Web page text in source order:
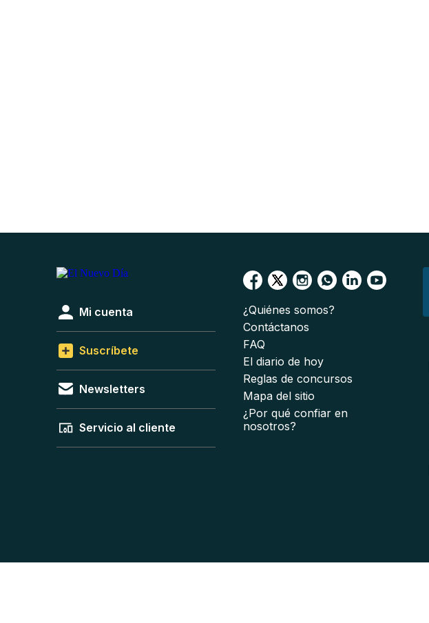
Mi cuenta
Suscríbete
Newsletters
Servicio al cliente
¿Quiénes somos?
Contáctanos
FAQ
El diario de hoy
Reglas de concursos
Mapa del sitio
¿Por qué confiar en
nosotros?